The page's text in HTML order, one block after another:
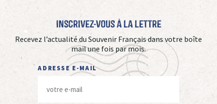
Inscrivez-vous à La Lettre
Recevez l’actualité du Souvenir Français dans votre boîte
mail une fois par mois.
ADRESSE E-MAIL